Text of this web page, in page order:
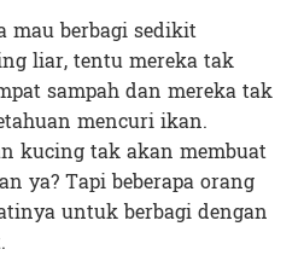
mau berbagi sedikit
liar, tentu mereka tak
sampah dan mereka tak
mencuri ikan.
kucing tak akan membuat
ya? Tapi beberapa orang
untuk berbagi dengan